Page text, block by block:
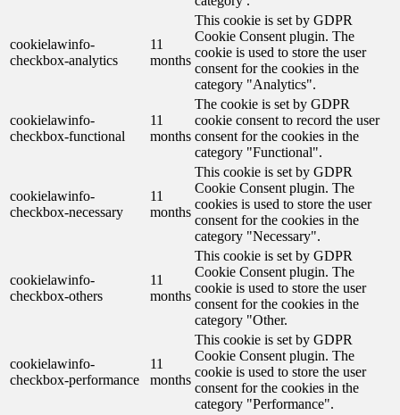
cookielawinfo-
checkbox-analytics
11
months
This cookie is set by GDPR
Cookie Consent plugin. The
cookie is used to store the user
consent for the cookies in the
category "Analytics".
cookielawinfo-
checkbox-functional
11
months
The cookie is set by GDPR
cookie consent to record the user
consent for the cookies in the
category "Functional".
cookielawinfo-
checkbox-necessary
11
months
This cookie is set by GDPR
Cookie Consent plugin. The
cookies is used to store the user
consent for the cookies in the
category "Necessary".
cookielawinfo-
checkbox-others
11
months
This cookie is set by GDPR
Cookie Consent plugin. The
cookie is used to store the user
consent for the cookies in the
category "Other.
cookielawinfo-
checkbox-performance
11
months
This cookie is set by GDPR
Cookie Consent plugin. The
cookie is used to store the user
consent for the cookies in the
category "Performance".